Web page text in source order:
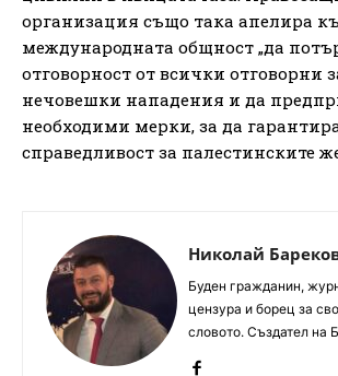
организация също така апелира
международната общност „да
отговорност от всички отговорни
нечовешки нападения и да
необходими мерки, за да
справедливост за палестинските
Николай
Буден гражданин,
цензура и борец за
словото. Създател на